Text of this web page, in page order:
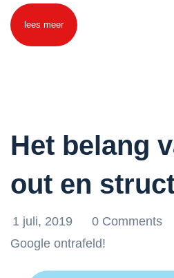
lees meer
Het belang
out en
1 juli, 2019 0 Comments
Google ontrafeld!